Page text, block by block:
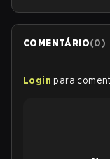
COMENTÁRIO(0)
Login para